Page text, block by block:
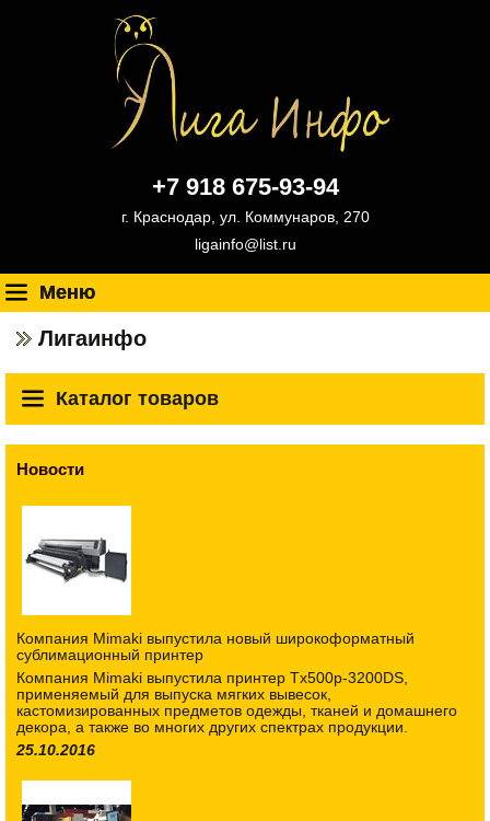
+7 918 675-93-94
г. Краснодар, ул. Коммунаров, 270
ligainfo@list.ru
Меню
Лигаинфо
Каталог товаров
Новости
Компания Mimaki выпустила новый широкоформатный
сублимационный принтер
Компания Mimaki выпустила принтер Tx500p-3200DS,
применяемый для выпуска мягких вывесок,
кастомизированных предметов одежды, тканей и домашнего
декора, а также во многих других спектрах продукции.
25.10.2016